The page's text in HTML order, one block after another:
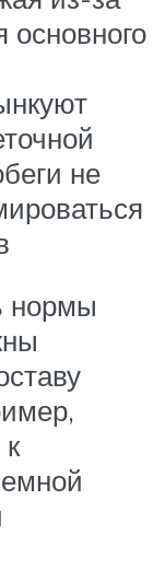
основного
не
нормы